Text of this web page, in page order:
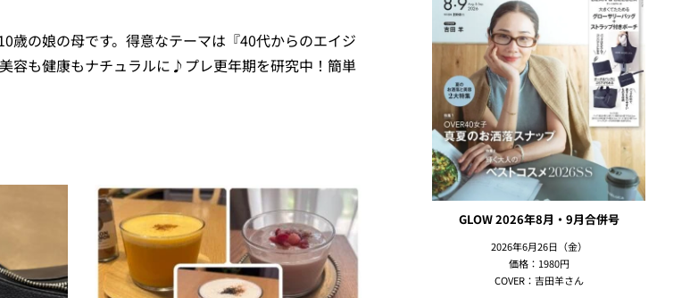
歳の娘の母です。得意なテーマは『40代からのエイジ
容も健康もナチュラルに♪プレ更年期を研究中！簡単
GLOW 2026年8月・9月合併号
2026年6月26日（金）
価格：1980円
COVER：吉田羊さん